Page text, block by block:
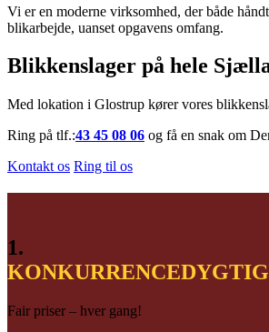
Vi er en moderne virksomhed, der både
blikarbejde, uanset opgavens omfang.
Blikkenslager på hele
Med lokation i Glostrup kører vores
Ring på tlf.:43 45 08 06 og få en snak om
Kontakt os Ring til os
1.
Fair priser – hver gang!